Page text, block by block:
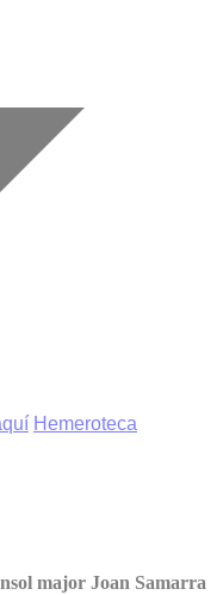
Hemeroteca
major Joan Samarra